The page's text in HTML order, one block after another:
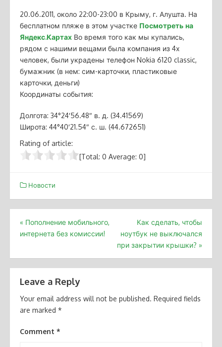
20.06.2011, около 22:00-23:00 в Крыму, г. Алушта. На
бесплатном пляже в этом участке Посмотреть на
Яндекс.Картах Во время того как мы купались,
рядом с нашими вещами была компания из 4х
человек, были украдены телефон Nokia 6120 classic,
бумажник (в нем: сим-карточки, пластиковые
карточки, деньги)
Координаты события:
Долгота: 34°24′56.48″ в. д. (34.41569)
Широта: 44°40′21.54″ с. ш. (44.672651)
Rating of article:
[Total: 0 Average: 0]
Новости
Post
navigation
« Пополнение мобильного,
интернета без комиссии!
Как сделать, чтобы
ноутбук не выключался
при закрытии крышки? »
Leave a Reply
Your email address will not be published. Required fields
are marked *
Comment *